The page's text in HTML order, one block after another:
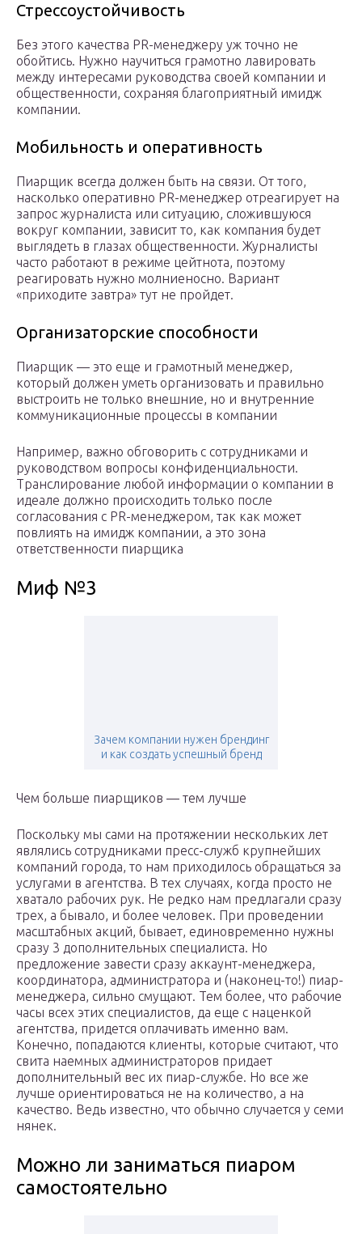
Стрессоустойчивость
Без этого качества PR-менеджеру уж точно не
обойтись. Нужно научиться грамотно лавировать
между интересами руководства своей компании и
общественности, сохраняя благоприятный имидж
компании.
Мобильность и оперативность
Пиарщик всегда должен быть на связи. От того,
насколько оперативно PR-менеджер отреагирует на
запрос журналиста или ситуацию, сложившуюся
вокруг компании, зависит то, как компания будет
выглядеть в глазах общественности. Журналисты
часто работают в режиме цейтнота, поэтому
реагировать нужно молниеносно. Вариант
«приходите завтра» тут не пройдет.
Организаторские способности
Пиарщик — это еще и грамотный менеджер,
который должен уметь организовать и правильно
выстроить не только внешние, но и внутренние
коммуникационные процессы в компании
Например, важно обговорить с сотрудниками и
руководством вопросы конфиденциальности.
Транслирование любой информации о компании в
идеале должно происходить только после
согласования с PR-менеджером, так как может
повлиять на имидж компании, а это зона
ответственности пиарщика
Миф №3
Зачем компании нужен брендинг
и как создать успешный бренд
Чем больше пиарщиков — тем лучше
Поскольку мы сами на протяжении нескольких лет
являлись сотрудниками пресс-служб крупнейших
компаний города, то нам приходилось обращаться за
услугами в агентства. В тех случаях, когда просто не
хватало рабочих рук. Не редко нам предлагали сразу
трех, а бывало, и более человек. При проведении
масштабных акций, бывает, единовременно нужны
сразу 3 дополнительных специалиста. Но
предложение завести сразу аккаунт-менеджера,
координатора, администратора и (наконец-то!) пиар-
менеджера, сильно смущают. Тем более, что рабочие
часы всех этих специалистов, да еще с наценкой
агентства, придется оплачивать именно вам.
Конечно, попадаются клиенты, которые считают, что
свита наемных администраторов придает
дополнительный вес их пиар-службе. Но все же
лучше ориентироваться не на количество, а на
качество. Ведь известно, что обычно случается у семи
нянек.
Можно ли заниматься пиаром
самостоятельно